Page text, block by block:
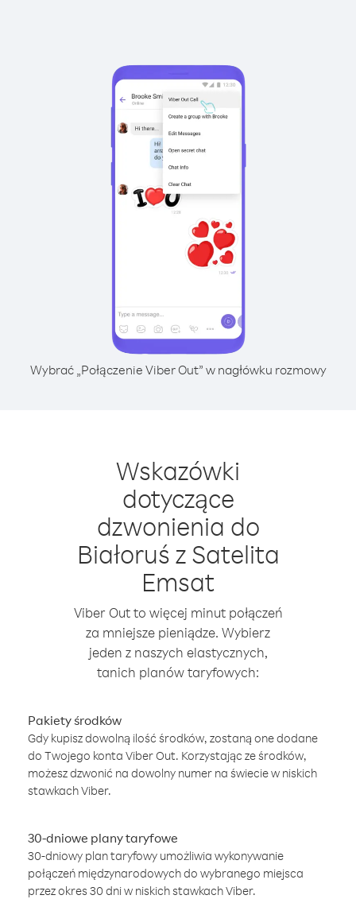
Wybrać „Połączenie Viber Out” w nagłówku rozmowy
Wskazówki
dotyczące
dzwonienia do
Białoruś z Satelita
Emsat
Viber Out to więcej minut połączeń
za mniejsze pieniądze. Wybierz
jeden z naszych elastycznych,
tanich planów taryfowych:
Pakiety środków
Gdy kupisz dowolną ilość środków, zostaną one dodane
do Twojego konta Viber Out. Korzystając ze środków,
możesz dzwonić na dowolny numer na świecie w niskich
stawkach Viber.
30-dniowe plany taryfowe
30-dniowy plan taryfowy umożliwia wykonywanie
połączeń międzynarodowych do wybranego miejsca
przez okres 30 dni w niskich stawkach Viber.